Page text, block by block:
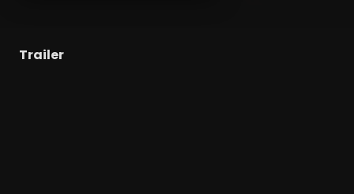
Trailer